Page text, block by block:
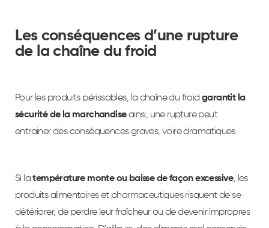
Les conséquences d’une rupture
de la chaîne du froid
Pour les produits périssables, la chaîne du froid garantit la
sécurité de la marchandiseainsi, une rupture peut
entrainer des conséquences graves, voire dramatiques.
Si latempérature monte ou baisse de façon excessive, les
produits alimentaires et pharmaceutiques risquent de se
détériorer, de perdre leur fraîcheur ou de devenir impropres